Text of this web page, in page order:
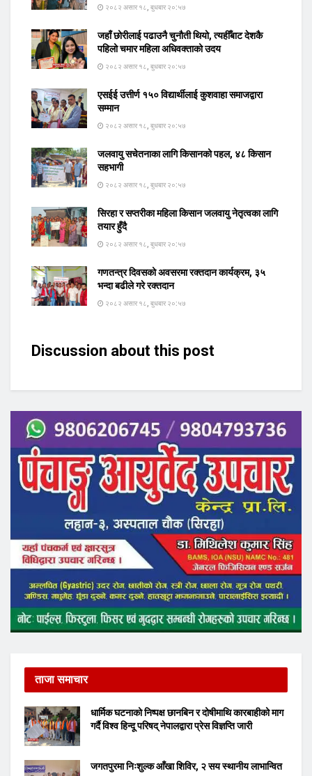
२०८२ असार १८, बुधबार २०:५७
जहाँ छोरीलाई पढाउनै चुनौती थियो, त्यहीँबाट देशकै
पहिलो चमार महिला अधिवक्ताको उदय
२०८२ असार १८, बुधबार २०:५७
एसईई उत्तीर्ण १५० विद्यार्थीलाई कुशवाहा समाजद्वारा
सम्मान
२०८२ असार १८, बुधबार २०:५७
जलवायु सचेतनाका लागि किसानको पहल, ४८ किसान
सहभागी
२०८२ असार १८, बुधबार २०:५७
सिरहा र सप्तरीका महिला किसान जलवायु नेतृत्वका लागि
तयार हुँदै
२०८२ असार १८, बुधबार २०:५७
गणतन्त्र दिवसको अवसरमा रक्तदान कार्यक्रम, ३५
भन्दा बढीले गरे रक्तदान
२०८२ असार १८, बुधबार २०:५७
Discussion about this post
ताजा समाचार
धार्मिक घटनाको निष्पक्ष छानबिन र दोषीमाथि कारबाहीको माग
गर्दै विश्व हिन्दू परिषद् नेपालद्वारा प्रेस विज्ञप्ति जारी
जगतपुरमा निःशुल्क आँखा शिविर, २ सय स्थानीय लाभान्वित